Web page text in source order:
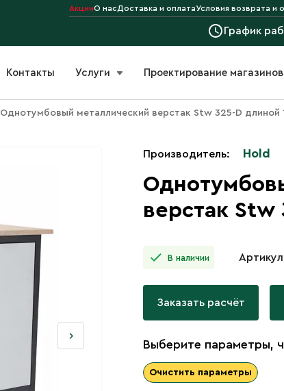
АкцииО насДоставка и оплатаУсловия возврата и
График
Контакты Услуги Проектирование магазинов
Однотумбовый металлический верстак Stw 325-D длиной
Производитель: Hold
верстак
В наличии
Заказать расчёт
Выберите параметры,
Очистить параметры